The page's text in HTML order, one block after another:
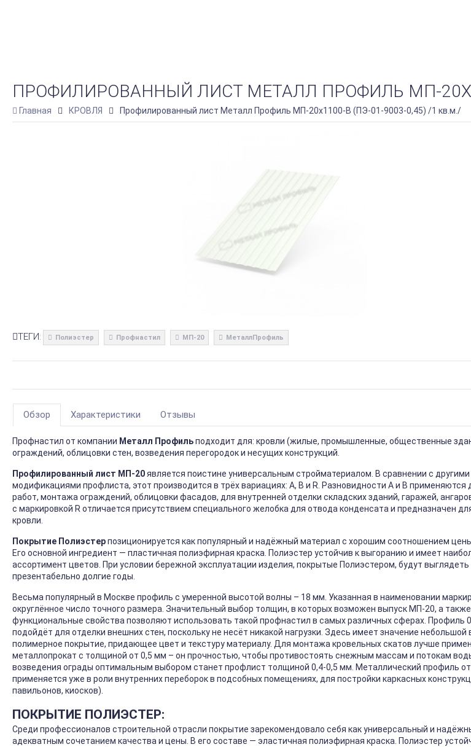
ПРОФИЛИРОВАННЫЙ ЛИСТ МЕТАЛЛ ПРОФИЛЬ МП-
Главная КРОВЛЯ Профилированный лист Металл Профиль МП-20х1100-B (ПЭ-01-9003-0,45) /1 кв.м./
ТЕГИ: Полиэстер Профнастил МП-20 МеталлПрофиль
Обзор Характеристики Отзывы
Профнастил от компании Металл Профильподходит для: кровли (жилые, промышленные, общественные
ограждений, облицовки стен, возведения перегородок и несущих конструкций.
Профилированный лист МП-20является поистине универсальным стройматериалом. В сравнении с другими
модификациями профлиста, этот производится в трёх вариациях: А, В и R. Разновидности А и В применяются
работ, монтажа ограждений, облицовки фасадов, для внутренней отделки складских зданий, гаражей,
с маркировкой R отличается присутствием специального желобка для отвода конденсата и предназначен
кровли.
Покрытие Полиэстерпозиционируется как популярный и надёжный материал с хорошим соотношением
Его основной ингредиент — пластичная полиэфирная краска. Полиэстер устойчив к выгоранию и имеет
ассортимент цветов. При условии бережной эксплуатации изделия, покрытые Полиэстером, будут выглядеть
презентабельно долгие годы.
Весьма популярный в Москве профиль с умеренной высотой волны – 18 мм. Указанная в наименовании
округлённое число точного размера. Значительный выбор толщин, в которых возможен выпуск МП-20, а также
функциональные свойства позволяют использовать такой профнастил в самых различных сферах. Профиль
подойдёт для отделки внешних стен, поскольку не несёт никакой нагрузки. Здесь имеет значение небольшой
полимерное покрытие, придающее цвет и текстуру материалу. Для монтажа кровельных скатов лучше
металлопрокат с толщиной от 0,5 мм – он прочностью, чтобы противостоять снежным массам и потокам
возведения ограды оптимальным выбором станет профлист толщиной 0,4-0,5 мм. Металлический профиль
применяется уже в роли внутренних переборок в подсобных помещениях, для постройки каркасных
павильонов, киосков).
ПОКРЫТИЕ ПОЛИЭСТЕР:
Среди профессионалов строительной отрасли покрытие зарекомендовало себя как универсальный и
адекватным сочетанием качества и цены. В его составе — эластичная полиэфирная краска. Полиэстер